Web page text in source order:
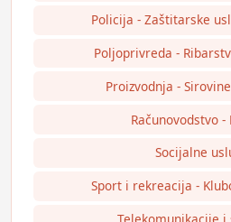
Policija - Zaštitarske
Poljoprivreda -
Proizvodnja -
Računovodstvo -
Socijalne
Sport i rekreacija -